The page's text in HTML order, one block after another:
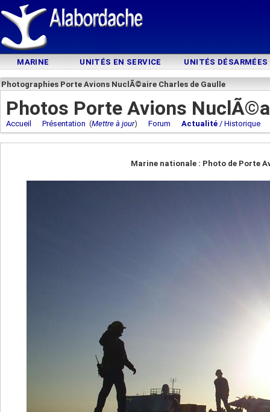
MARINE UNITÉS EN SERVICE UNITÉS DÉSARMÉES
Photographies Porte Avions NuclÃ©aire Charles de Gaulle
Photos Porte Avions
Accueil Présentation (Mettre à jour) Forum Actualité / Historique
Marine nationale : Photo de Porte